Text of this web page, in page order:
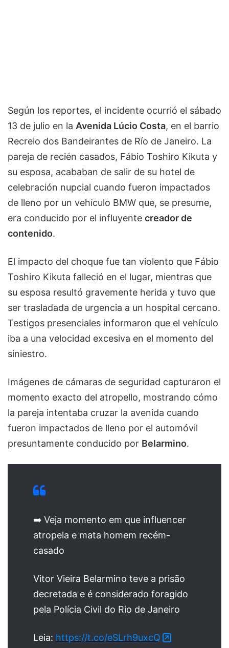
Según los reportes, el incidente ocurrió el sábado
13 de julio en la Avenida Lúcio Costa, en el barrio
Recreio dos Bandeirantes de Río de Janeiro. La
pareja de recién casados, Fábio Toshiro Kikuta y
su esposa, acababan de salir de su hotel de
celebración nupcial cuando fueron impactados
de lleno por un vehículo BMW que, se presume,
era conducido por el influyente creador de
contenido.
El impacto del choque fue tan violento que Fábio
Toshiro Kikuta falleció en el lugar, mientras que
su esposa resultó gravemente herida y tuvo que
ser trasladada de urgencia a un hospital cercano.
Testigos presenciales informaron que el vehículo
iba a una velocidad excesiva en el momento del
siniestro.
Imágenes de cámaras de seguridad capturaron el
momento exacto del atropello, mostrando cómo
la pareja intentaba cruzar la avenida cuando
fueron impactados de lleno por el automóvil
presuntamente conducido por Belarmino.
➡️ Veja momento em que influencer
atropela e mata homem recém-
casado
Vitor Vieira Belarmino teve a prisão
decretada e é considerado foragido
pela Polícia Civil do Rio de Janeiro
Leia: https://t.co/eSLrh9uxcQ